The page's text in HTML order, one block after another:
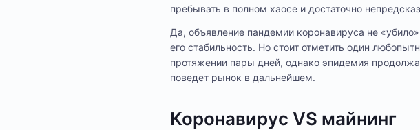
пребывать в полном хаосе и достаточно
Да, объявление пандемии коронавируса не
его стабильность. Но стоит отметить один
протяжении пары дней, однако эпидемия
поведет рынок в дальнейшем.
Коронавирус VS майнинг